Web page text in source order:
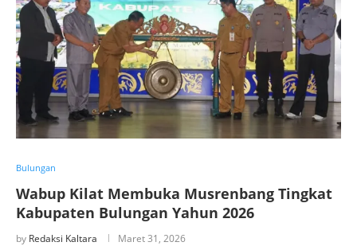
Bulungan
Wabup Kilat Membuka Musrenbang Tingkat
Kabupaten Bulungan Yahun 2026
by Redaksi Kaltara Maret 31, 2026